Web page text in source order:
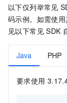
以下仅列举常见
码示例。如需使
见以下常见 SDK
Java PHP
要求使用